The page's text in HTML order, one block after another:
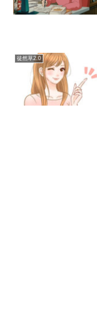
徒然草2.0